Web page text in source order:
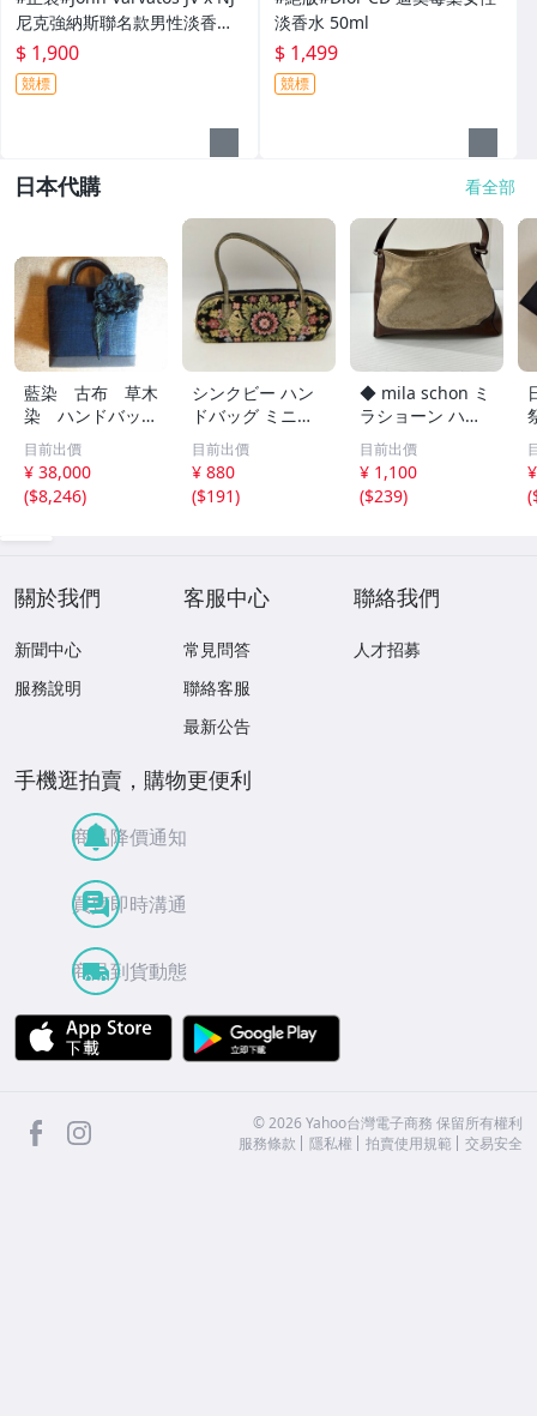
尼克強納斯聯名款男性淡香水
125ml
$ 1,900
競標
淡香水 50ml
$ 1,499
競標
日本代購 看全部
藍染 古布 草木
染 ハンドバッ
グ １点もの
目前出價
¥ 38,000
($8,246)
シンクビー ハン
ドバッグ ミニバ
ッグ ゴブラン織
り 花柄 刺繍 経年
品 Think Bee! 美
品 中古
目前出價
¥ 880
($191)
◆ mila schon ミ
ラショーン ハン
ドバッグ トート
バッグ 肩掛け モ
ノグラム柄 ベー
ジュ系 中古品
目前出價
¥ 1,100
($239)
(
關於我們
新聞中心
服務說明
客服中心
常見問答
聯絡客服
最新公告
聯絡我們
人才招募
手機逛拍賣，購物更便利
商品降價通知
買賣即時溝通
商品到貨動態
APP Store
facebook ©2026 Yahoo台灣電子商務 保留所有權利
服務條款
隱私權 拍賣使用規範 交易安全